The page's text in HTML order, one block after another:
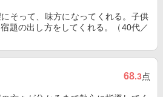
そって、味方になってくれる。子供
題の出し方をしてくれる。（40代／
68.3点